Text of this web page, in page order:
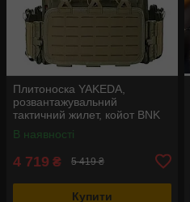
Плитоноска YAKEDA,
розвантажувальний
тактичний жилет, койот BNK
В наявності
4 719 ₴ 5 419 ₴
Купити